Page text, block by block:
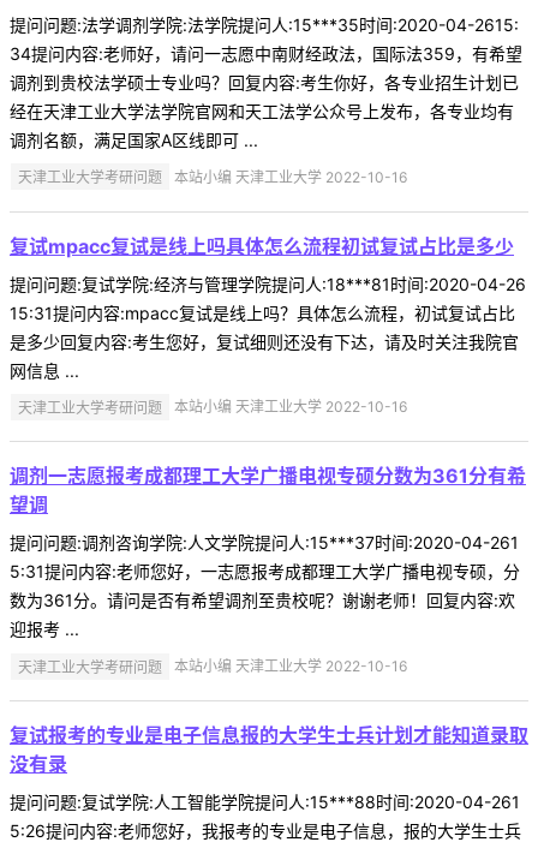
提问问题:法学调剂学院:法学院提问人:15***35时间:2020-04-2615:
34提问内容:老师好，请问一志愿中南财经政法，国际法359，有希望
调剂到贵校法学硕士专业吗？回复内容:考生你好，各专业招生计划已
经在天津工业大学法学院官网和天工法学公众号上发布，各专业均有
调剂名额，满足国家A区线即可 ...
天津工业大学考研问题 本站小编 天津工业大学 2022-10-16
复试mpacc复试是线上吗具体怎么流程初试复试占比是多少
提问问题:复试学院:经济与管理学院提问人:18***81时间:2020-04-26
15:31提问内容:mpacc复试是线上吗？具体怎么流程，初试复试占比
是多少回复内容:考生您好，复试细则还没有下达，请及时关注我院官
网信息 ...
天津工业大学考研问题 本站小编 天津工业大学 2022-10-16
调剂一志愿报考成都理工大学广播电视专硕分数为361分有希
望调
提问问题:调剂咨询学院:人文学院提问人:15***37时间:2020-04-261
5:31提问内容:老师您好，一志愿报考成都理工大学广播电视专硕，分
数为361分。请问是否有希望调剂至贵校呢？谢谢老师！回复内容:欢
迎报考 ...
天津工业大学考研问题 本站小编 天津工业大学 2022-10-16
复试报考的专业是电子信息报的大学生士兵计划才能知道录取
没有录
提问问题:复试学院:人工智能学院提问人:15***88时间:2020-04-261
5:26提问内容:老师您好，我报考的专业是电子信息，报的大学生士兵